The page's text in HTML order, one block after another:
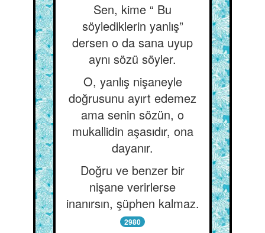
Sen, kime “ Bu
söylediklerin yanlış”
dersen o da sana uyup
aynı sözü söyler.
O, yanlış nişaneyle
doğrusunu ayırt edemez
ama senin sözün, o
mukallidin aşasıdır, ona
dayanır.
Doğru ve benzer bir
nişane verirlerse
inanırsın, şüphen kalmaz.
2980